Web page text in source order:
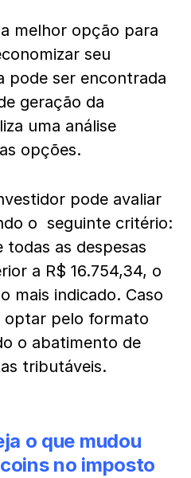
melhor opção para
seu
pode ser encontrada
geração da
uma análise
opções.
pode avaliar
o seguinte critério:
as despesas
a R$ 16.754,34, o
mais indicado. Caso
optar pelo formato
o abatimento de
tributáveis.
o que mudou
no imposto